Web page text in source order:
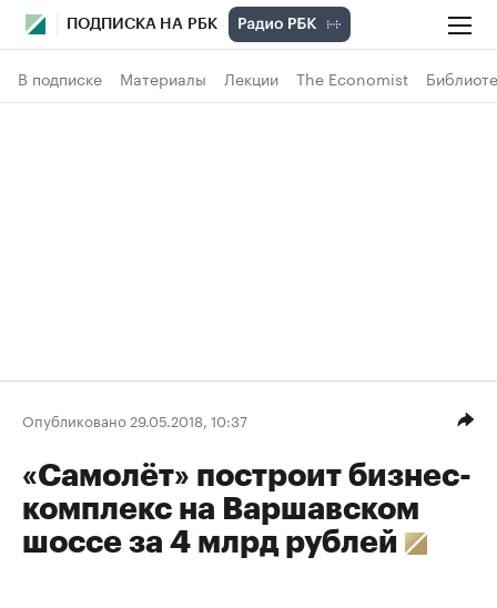
ПОДПИСКА НА РБК
В подписке Материалы Лекции The Economist
Опубликовано 29.05.2018, 10:37
«Самолёт» построит бизнес-
комплекс на Варшавском
шоссе за 4 млрд рублей